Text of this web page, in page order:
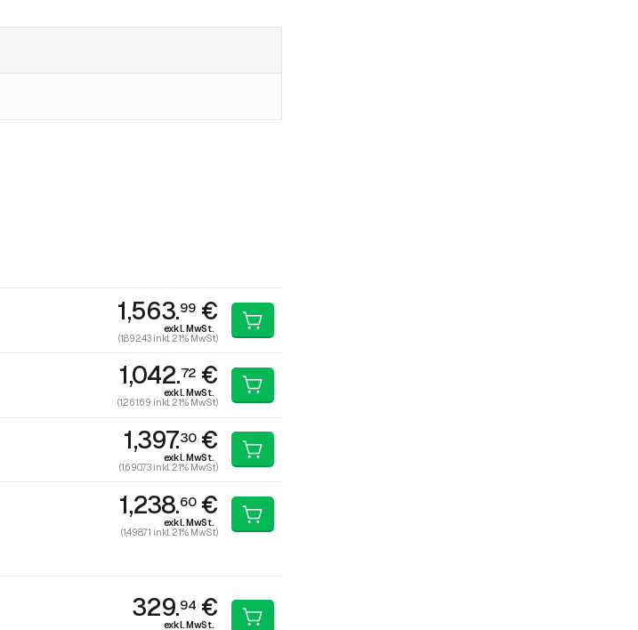
1,563.99 €
exkl. MwSt.
(1,892.43 inkl. 21% MwSt)
1,042.72 €
exkl. MwSt.
(1,261.69 inkl. 21% MwSt)
1,397.30€
exkl. MwSt.
(1,690.73 inkl. 21% MwSt)
1,238.60€
exkl. MwSt.
(1,498.71 inkl. 21% MwSt)
329.94 €
exkl. MwSt.